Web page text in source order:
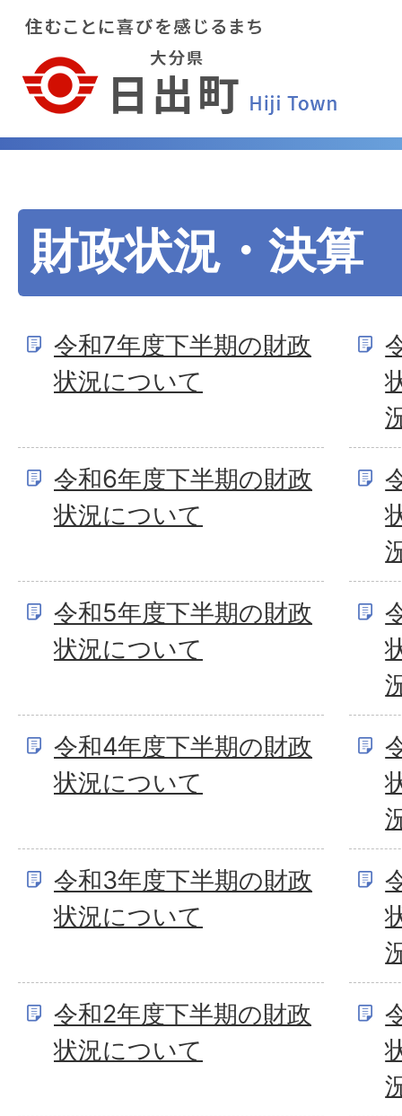
財政状況・決算
令和7年度下半期の財政
状況について
令和6年度下半期の財政
状況について
令和5年度下半期の財政
状況について
令和4年度下半期の財政
状況について
令和3年度下半期の財政
状況について
令和2年度下半期の財政
状況について